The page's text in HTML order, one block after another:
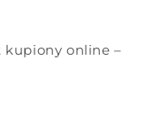
kupiony online –